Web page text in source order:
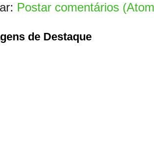
Postar comentários
de Destaque